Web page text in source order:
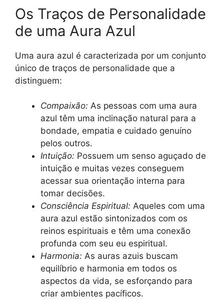
Os Traços de Personalidade
de uma Aura Azul
Uma aura azul é caracterizada por um conjunto
único de traços de personalidade que a
distinguem:
Compaixão: As pessoas com uma aura
azul têm uma inclinação natural para a
bondade, empatia e cuidado genuíno
pelos outros.
Intuição: Possuem um senso aguçado de
intuição e muitas vezes conseguem
acessar sua orientação interna para
tomar decisões.
Consciência Espiritual: Aqueles com uma
aura azul estão sintonizados com os
reinos espirituais e têm uma conexão
profunda com seu eu espiritual.
Harmonia: As auras azuis buscam
equilíbrio e harmonia em todos os
aspectos da vida, se esforçando para
criar ambientes pacíficos.